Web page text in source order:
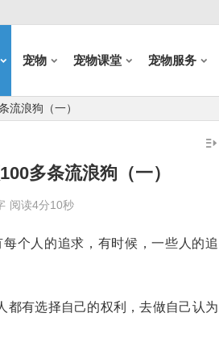
宠物 宠物课堂 宠物服务
流浪狗（一）
多条流浪狗（一）
阅读4分10秒
个人的追求，有时候，一些人的追
都有选择自己的权利，去做自己认为